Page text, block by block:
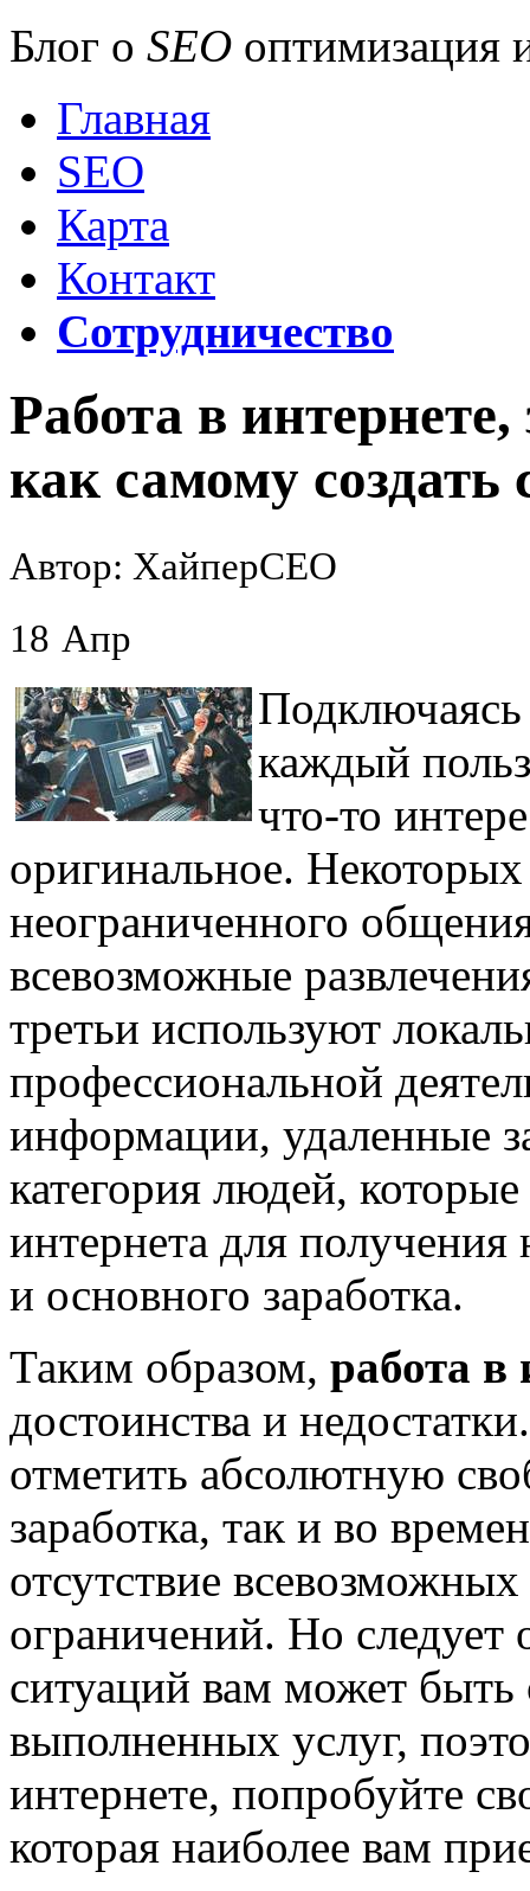
Блог о SEO оптимизация
Главная
SEO
Карта
Контакт
Сотрудничество
Работа в
как самому создать
Автор: ХайперСЕО
18 Апр
Подключаясь
каждый
что-то
оригинальное.
неограниченного
всевозможные
третьи используют
профессиональной
информации, удаленные
категория людей,
интернета для получения
и основного заработка.
Таким образом, работа в
достоинства и
отметить абсолютную
заработка, так и во
отсутствие
ограничений. Но следует
ситуаций вам может быть
выполненных услуг,
интернете, попробуйте
которая наиболее вам